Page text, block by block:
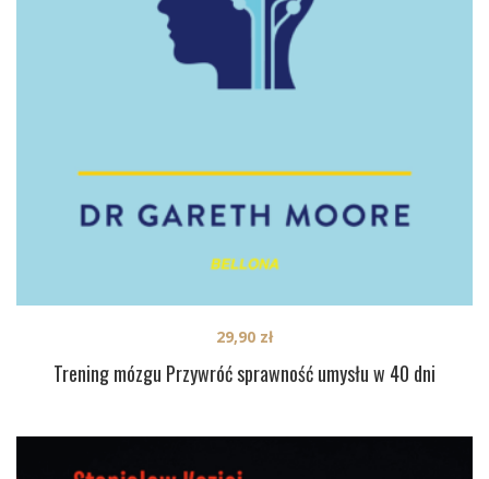
Trening mózgu Przywróć sprawność umysłu w 40 dni
29,90 zł